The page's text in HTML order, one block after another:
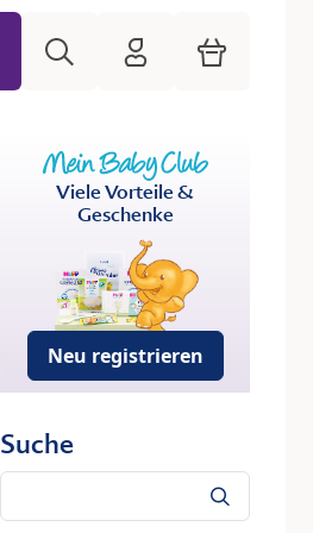
HiPP Mein Babyclub
Warenkorb
Viele Vorteile &
Geschenke
Neu registrieren
Suche